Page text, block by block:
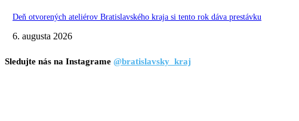
Deň otvorených ateliérov Bratislavského kraja si tento rok dáva prestávku
6. augusta 2026
Sledujte nás na Instagrame @bratislavsky_kraj